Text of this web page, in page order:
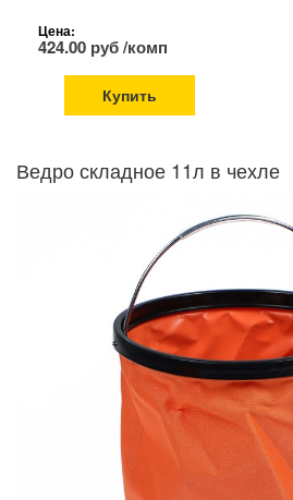
Цена:
424.00 руб /комп
Купить
Ведро складное 11л в чехле